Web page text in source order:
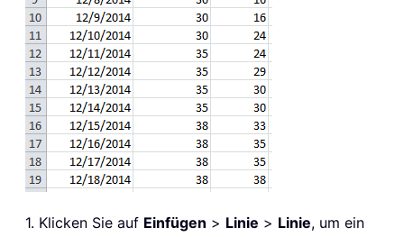
1. Klicken Sie auf Einfügen > Linie > Linie, um ein